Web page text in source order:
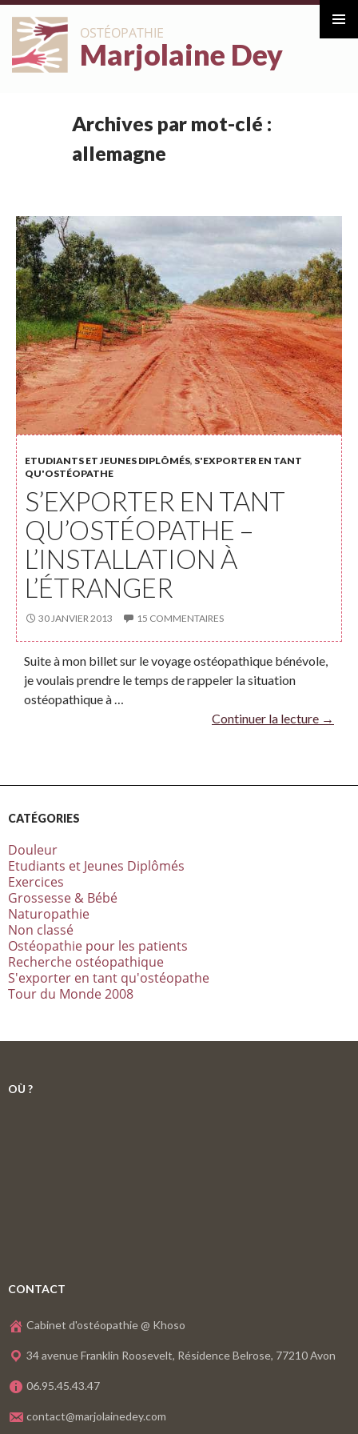
OSTÉOPATHIE
Marjolaine Dey
ALLER
AU
CONTENU
Archives par mot-clé :
allemagne
ETUDIANTS ET JEUNES DIPLÔMÉS, S'EXPORTER EN TANT
QU'OSTÉOPATHE
S’EXPORTER EN TANT
QU’OSTÉOPATHE –
L’INSTALLATION À
L’ÉTRANGER
30 JANVIER 2013 15 COMMENTAIRES
Suite à mon billet sur le voyage ostéopathique bénévole,
je voulais prendre le temps de rappeler la situation
ostéopathique à …
Continuer la lecture →
CATÉGORIES
Douleur
Etudiants et Jeunes Diplômés
Exercices
Grossesse & Bébé
Naturopathie
Non classé
Ostéopathie pour les patients
Recherche ostéopathique
S'exporter en tant qu'ostéopathe
Tour du Monde 2008
OÙ ?
CONTACT
Cabinet d'ostéopathie @ Khoso
34 avenue Franklin Roosevelt, Résidence Belrose, 77210 Avon
06.95.45.43.47
contact@marjolainedey.com